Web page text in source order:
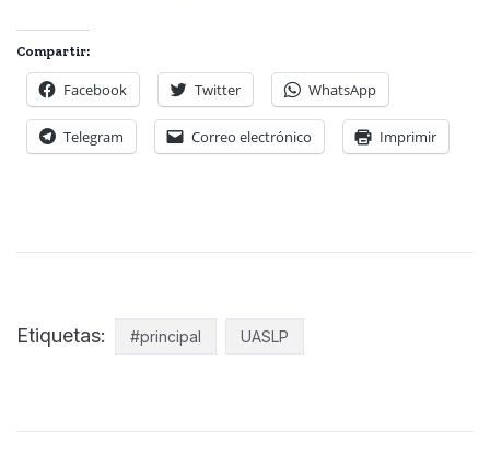
Compartir:
Facebook Twitter WhatsApp
Telegram Correo electrónico Imprimir
Etiquetas: #principal UASLP